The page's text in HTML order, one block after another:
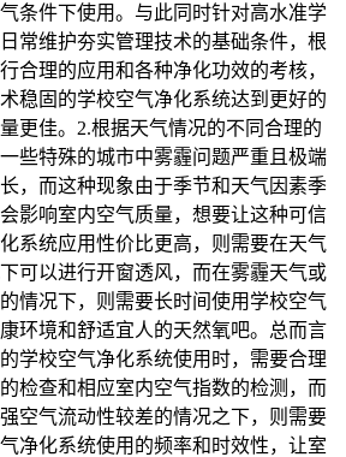
条件下使用。与此同时针对高水准学
常维护夯实管理技术的基础条件，根
合理的应用和各种净化功效的考核，
稳固的学校空气净化系统达到更好的
更佳。2.根据天气情况的不同合理的
些特殊的城市中雾霾问题严重且极端
，而这种现象由于季节和天气因素季
影响室内空气质量，想要让这种可信
系统应用性价比更高，则需要在天气
可以进行开窗透风，而在雾霾天气或
情况下，则需要长时间使用学校空气
环境和舒适宜人的天然氧吧。总而言
学校空气净化系统使用时，需要合理
检查和相应室内空气指数的检测，而
空气流动性较差的情况之下，则需要
净化系统使用的频率和时效性，让室